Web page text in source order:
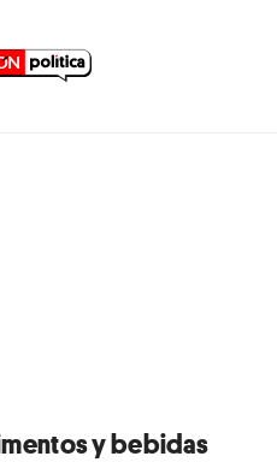
y bebidas